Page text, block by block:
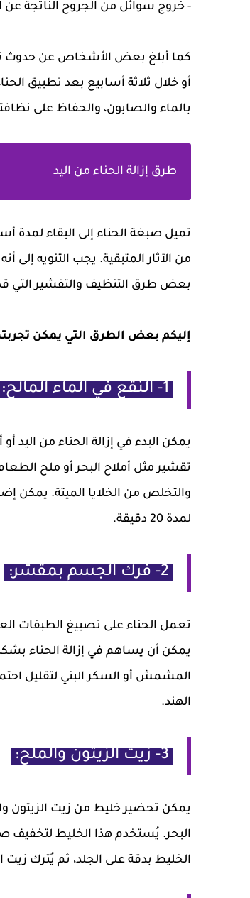
- خروج سوائل من الجروح الناتجة عن
كما أبلغ بعض الأشخاص عن حدوث
أو خلال ثلاثة أسابيع بعد تطبيق
بالماء والصابون، والحفاظ على
طرق إزالة الحناء من اليد
تميل صبغة الحناء إلى البقاء لمدة
من الآثار المتبقية. يجب التنويه
بعض طرق التنظيف والتقشير التي
إليكم بعض الطرق التي يمكن
يمكن البدء في إزالة الحناء من
تقشير مثل أملاح البحر أو ملح
والتخلص من الخلايا الميتة.
لمدة 20 دقيقة.
تعمل الحناء على تصبيغ الطبقات
يمكن أن يساهم في إزالة الحناء
المشمش أو السكر البني لتقليل
الهند.
البحر. يُستخدم هذا الخليط لتخفيف
الخليط بدقة على الجلد، ثم يُترك